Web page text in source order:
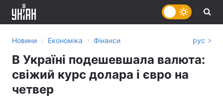
Новини › Економіка › Фінанси рус
В Україні подешевшала валюта:
свіжий курс долара і євро на
четвер